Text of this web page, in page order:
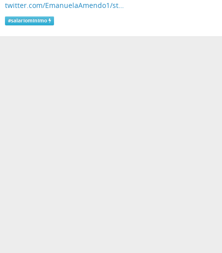
twitter.com/EmanuelaAmendo1/st…
#salariominimo